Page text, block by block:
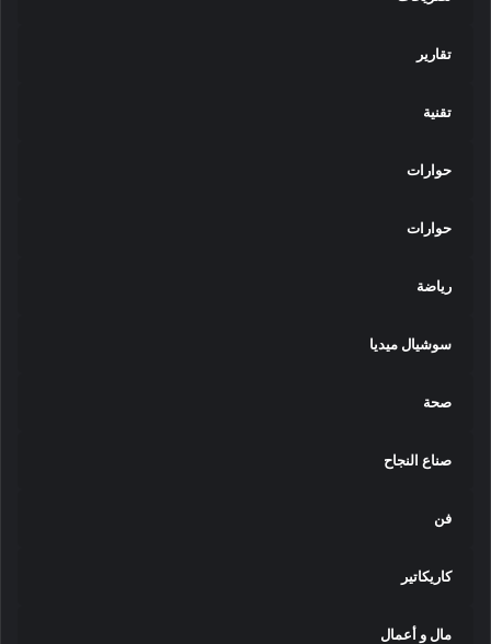
تقارير
تقنية
حوارات
حوارات
رياضة
سوشيال ميديا
صحة
صناع النجاح
فن
كاريكاتير
مال و أعمال